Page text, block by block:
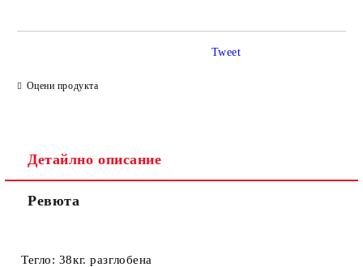
Оцени продукта
Tweet
Детайлно описание
Ревюта
Тегло: 38кг. разглобена